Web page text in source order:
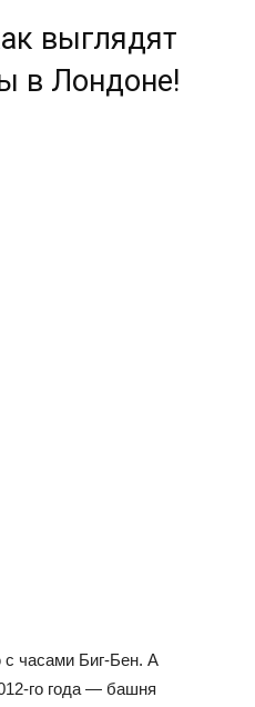
выглядят
в Лондоне!
часами Биг-Бен. А
го года — башня